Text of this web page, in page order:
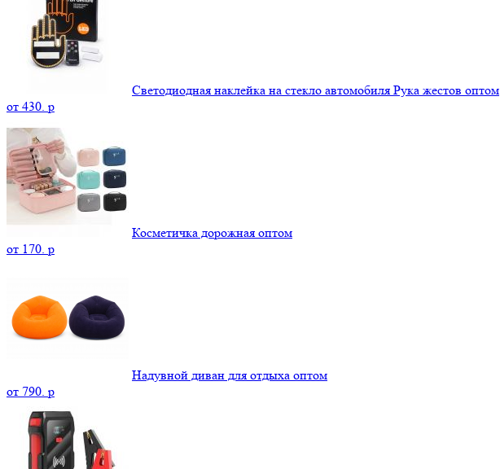
Светодиодная наклейка на стекло автомобиля Рука жестов оптом
от 430. p
Косметичка дорожная оптом
от 170. p
Надувной диван для отдыха оптом
от 790. p